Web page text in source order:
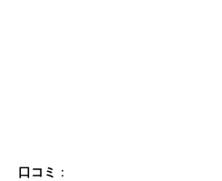
口コミ ：